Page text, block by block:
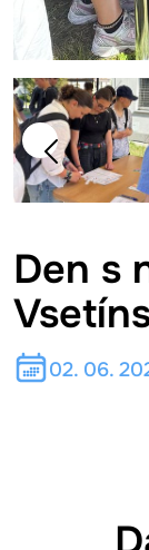
Den s
02. 06.